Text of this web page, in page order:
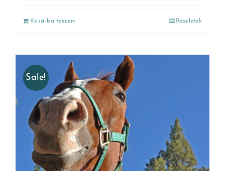
Kosárba teszem Részletek
Sale!